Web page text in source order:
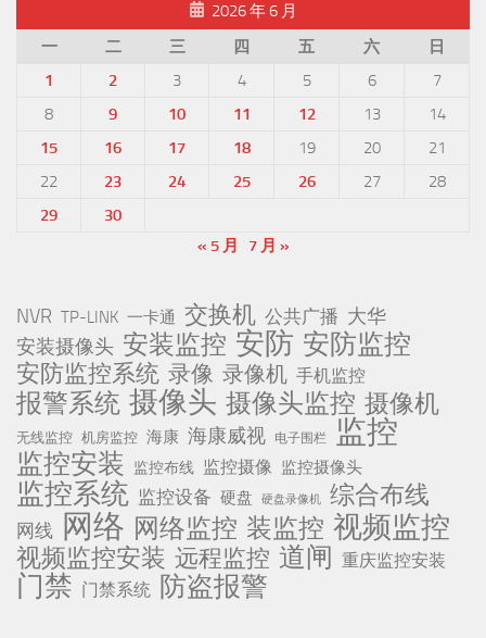
2026 年 6 月
一
二 三 四 五 六
日
1
2 3 4 5 6
7
8
9 10 11 12 13
14
15
16 17 18 19 20
21
22
23 24 25 26 27
28
29
30
« 5 月
7 月 »
NVR TP-LINK 一卡通 交换机 公共广播 大华
安装摄像头 安装监控 安防 安防监控
安防监控系统 录像 录像机 手机监控
报警系统 摄像头 摄像头监控 摄像机
无线监控 机房监控 海康 海康威视 电子围栏 监控
监控安装 监控布线 监控摄像 监控摄像头
监控系统 监控设备 硬盘 硬盘录像机 综合布线
网线 网络 网络监控 装监控 视频监控
视频监控安装 远程监控 道闸 重庆监控安装
门禁 门禁系统 防盗报警